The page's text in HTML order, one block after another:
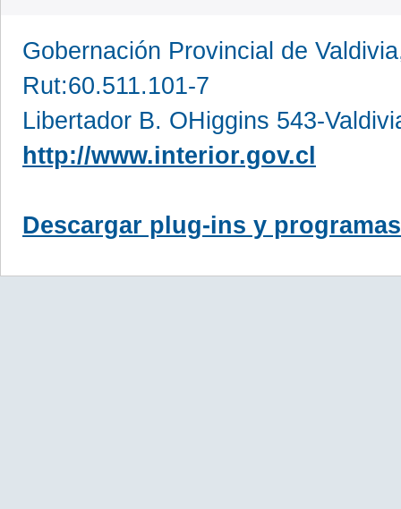
Gobernación Provincial de
Rut:60.511.101-7
Libertador B. OHiggins 543-
http://www.interior.gov.cl
Descargar plug-ins y